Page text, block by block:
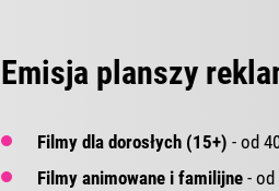
Emisja planszy
Filmy dla dorosłych (15+) - od
Filmy animowane i familijne - od